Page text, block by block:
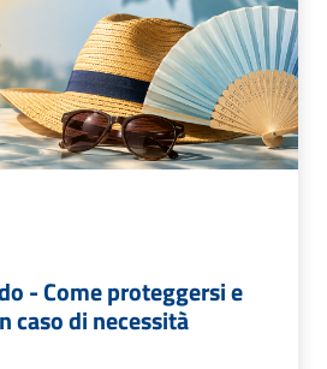
- Come proteggersi e
caso di necessità